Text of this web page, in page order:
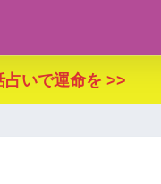
占いで運命を >>